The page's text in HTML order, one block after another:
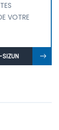
VOTRE
SIZUN